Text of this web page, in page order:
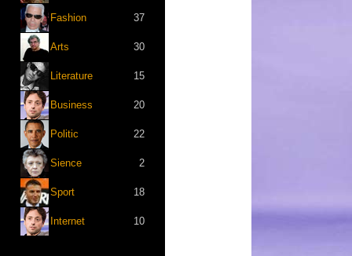
Fashion 37
Arts 30
Literature 15
Business 20
Politic 22
Sience 2
Sport 18
Internet 10